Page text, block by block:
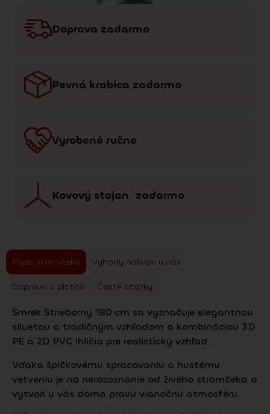
Doprava zadarmo
Pevná krabica zadarmo
Vyrobené ručne
Kovový stojan zadarmo
Popis stromčeka Výhody nákupu u nás
Doprava a platba Časté otázky
Smrek Strieborný 180 cm sa vyznačuje elegantnou
siluetou a tradičným vzhľadom a kombináciou 3D
PE a 2D PVC ihličia pre realistický vzhľad.
Vďaka špičkovému spracovaniu a hustému
vetveniu je na nerozoznanie od živého stromčeka a
vytvorí u vás doma pravú vianočnú atmosféru.